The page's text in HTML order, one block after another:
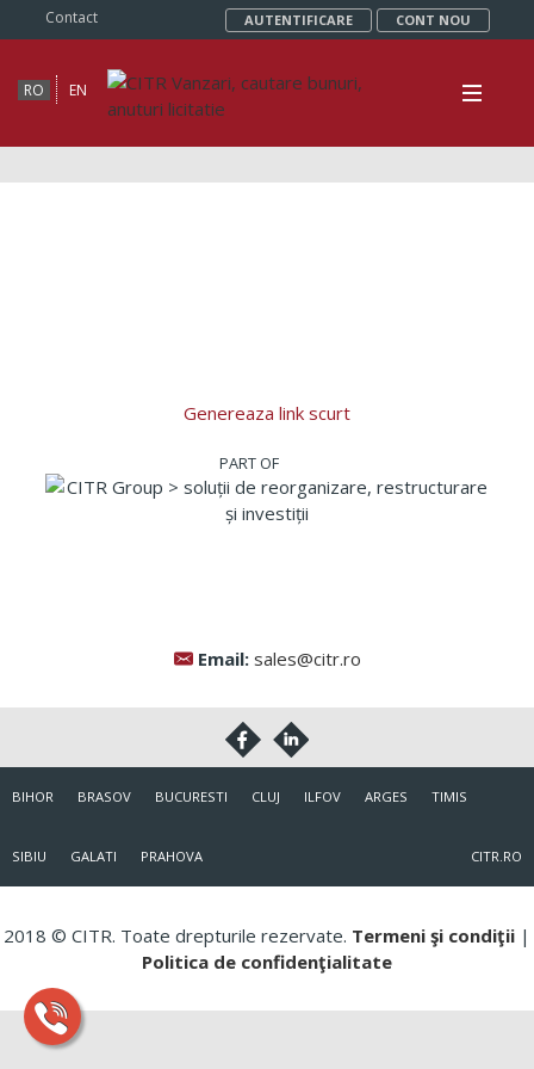
Contact AUTENTIFICARE CONT NOU
RO EN
Genereaza link scurt
Email: sales@citr.ro
BIHOR BRASOV BUCURESTI CLUJ ILFOV ARGES TIMIS
SIBIU GALATI PRAHOVA CITR.RO
2018 © CITR. Toate drepturile rezervate. Termeni şi condiţii |
Politica de confidenţialitate